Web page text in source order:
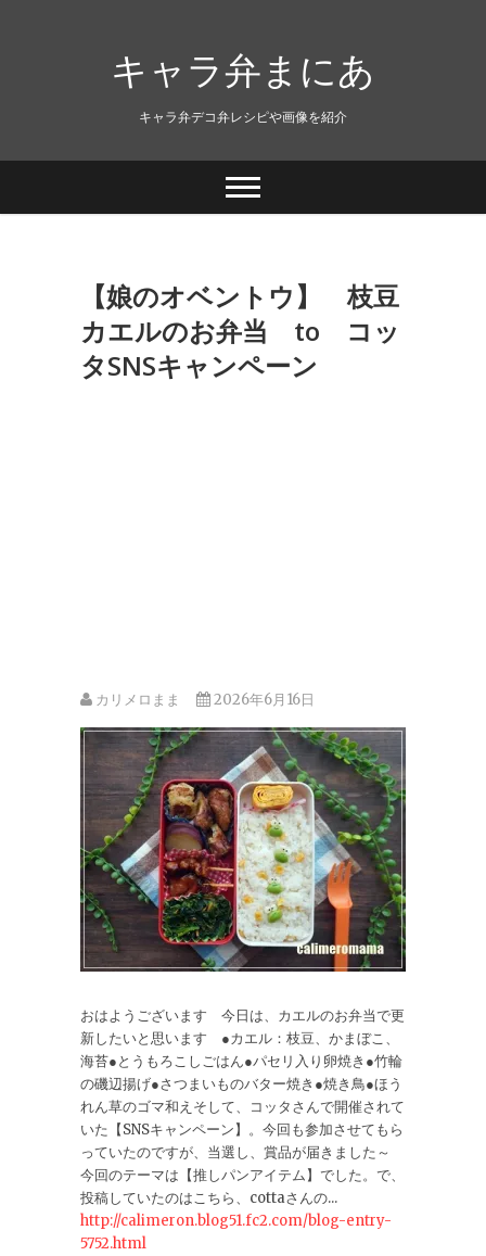
キャラ弁まにあ
キャラ弁デコ弁レシピや画像を紹介
【娘のオベントウ】 枝豆
カエルのお弁当 to コッ
タSNSキャンペーン
カリメロまま 2026年6月16日
おはようございます 今日は、カエルのお弁当で更
新したいと思います ●カエル：枝豆、かまぼこ、
海苔●とうもろこしごはん●パセリ入り卵焼き●竹輪
の磯辺揚げ●さつまいものバター焼き●焼き鳥●ほう
れん草のゴマ和えそして、コッタさんで開催されて
いた【SNSキャンペーン】。今回も参加させてもら
っていたのですが、当選し、賞品が届きました～
今回のテーマは【推しパンアイテム】でした。で、
投稿していたのはこちら、cottaさんの...
http://calimeron.blog51.fc2.com/blog-entry-
5752.html